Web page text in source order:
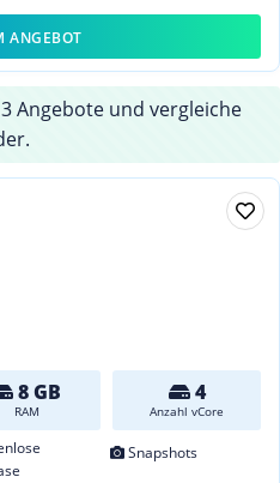
ANGEBOT
Angebote und vergleiche
8 GB
RAM
4
Anzahl vCore
Snapshots